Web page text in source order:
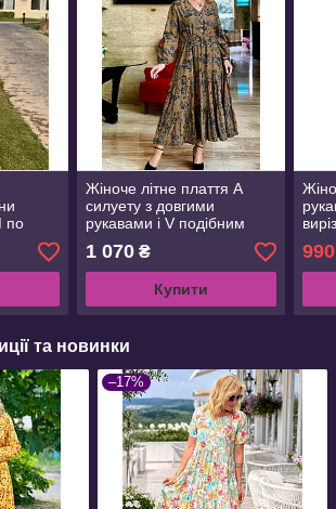
по
Жіноче літне плаття А
силуету з довгими
рукавами і V подібним
вирізом горловини (з M по
2XL)
1 070₴
Купити
990
та новинки
–17%